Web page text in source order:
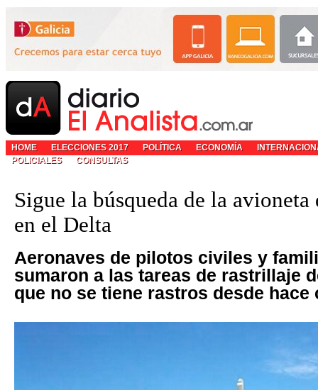
HOME ELECCIONES 2017 POLÍTICA ECONOMÍA
POLICIALES
CONSULTAS
Sigue la búsqueda de la avioneta
en el Delta
Aeronaves de pilotos civiles y
sumaron a las tareas de rastrillaje
que no se tiene rastros desde hace